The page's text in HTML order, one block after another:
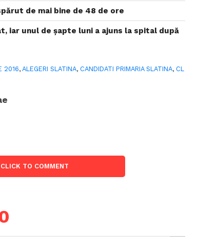
de mai bine de 48 de ore
iar unul de șapte luni a ajuns la spital după
2016,ALEGERI SLATINA, CANDIDATI PRIMARIA SLATINA, CL
CLICK TO COMMENT